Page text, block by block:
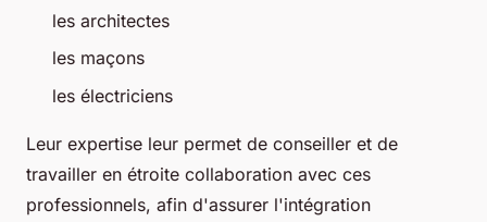
les architectes
les maçons
les électriciens
Leur expertise leur permet de conseiller et de
travailler en étroite collaboration avec ces
professionnels, afin d'assurer l'intégration